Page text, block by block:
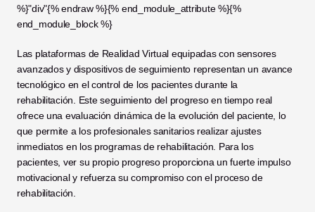
%}"div"{% endraw %}{% end_module_attribute %}{%
end_module_block %}
Las plataformas de Realidad Virtual equipadas con sensores
avanzados y dispositivos de seguimiento representan un avance
tecnológico en el control de los pacientes durante la
rehabilitación. Este seguimiento del progreso en tiempo real
ofrece una evaluación dinámica de la evolución del paciente, lo
que permite a los profesionales sanitarios realizar ajustes
inmediatos en los programas de rehabilitación. Para los
pacientes, ver su propio progreso proporciona un fuerte impulso
motivacional y refuerza su compromiso con el proceso de
rehabilitación.